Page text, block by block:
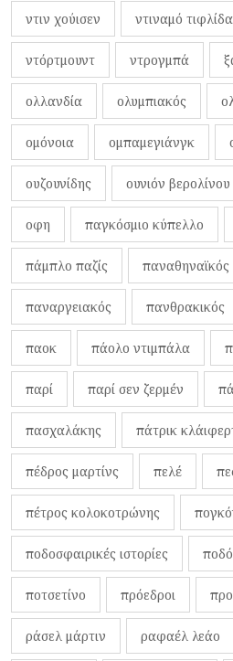
ντιν χούισεν ντιναμό
ντόρτμουντ ντρογμπά
ολλανδία ολυμπιακός
ομόνοια ομπαμεγιάνγκ
ουζουνίδης ουνιόν βερολίνου
οφη παγκόσμιο κύπελλο
πάμπλο παζίς παναθηναϊκός
παναργειακός πανθρακικός
παοκ πάολο ντιμπάλα
παρί παρί σεν ζερμέν
πασχαλάκης πάτρικ
πέδρος μαρτίνς πελέ
πέτρος κολοκοτρώνης
ποδοσφαιρικές ιστορίες
ποτσετίνο πρόεδροι
ράσελ μάρτιν ραφαέλ λεάο